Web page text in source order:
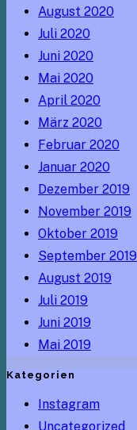
August 2020
Juli 2020
Juni 2020
Mai 2020
April 2020
März 2020
Februar 2020
Januar 2020
Dezember 2019
November 2019
Oktober 2019
September 2019
August 2019
Juli 2019
Juni 2019
Mai 2019
Kategorien
Instagram
Uncategorized